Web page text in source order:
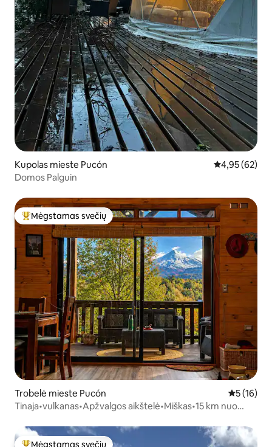
Kupolas mieste Pucón Vidutinis
4,95 (62)
Domos Palguin
Svečių mėgstamiausias
Mėgstamas svečių
Trobelė mieste Pucón Vidutinis
5 (16)
Tinaja•vulkanas•Apžvalgos aikštelė•Miškas•15 km nuo
Mėgstamas svečių